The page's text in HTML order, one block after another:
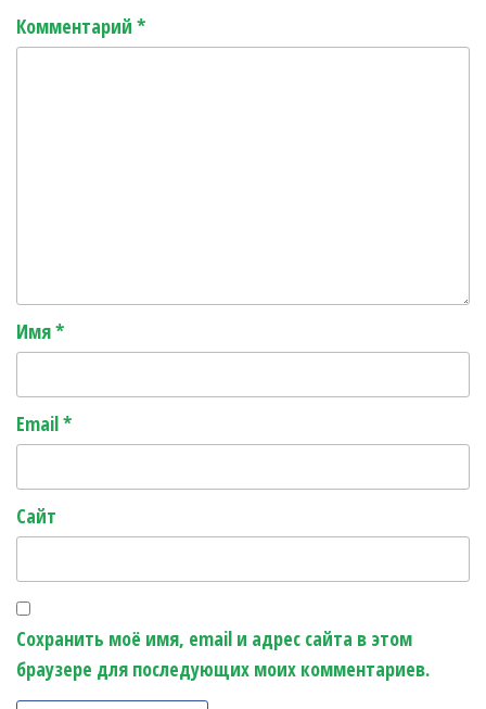
Комментарий *
Имя*
Email*
Сайт
Сохранить моё имя, email и адрес сайта в этом
браузере для последующих моих комментариев.